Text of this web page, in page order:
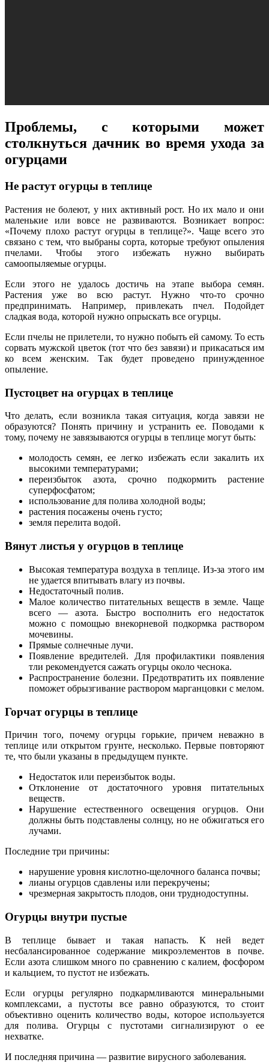
Проблемы, с которыми может
столкнуться дачник во время ухода за
огурцами
Не растут огурцы в теплице
Растения не болеют, у них активный рост. Но их мало и они
маленькие или вовсе не развиваются. Возникает вопрос:
«Почему плохо растут огурцы в теплице?». Чаще всего это
связано с тем, что выбраны сорта, которые требуют опыления
пчелами. Чтобы этого избежать нужно выбирать
самоопыляемые огурцы.
Если этого не удалось достичь на этапе выбора семян.
Растения уже во всю растут. Нужно что-то срочно
предпринимать. Например, привлекать пчел. Подойдет
сладкая вода, которой нужно опрыскать все огурцы.
Если пчелы не прилетели, то нужно побыть ей самому. То есть
сорвать мужской цветок (тот что без завязи) и прикасаться им
ко всем женским. Так будет проведено принужденное
опыление.
Пустоцвет на огурцах в теплице
Что делать, если возникла такая ситуация, когда завязи не
образуются? Понять причину и устранить ее. Поводами к
тому, почему не завязываются огурцы в теплице могут быть:
молодость семян, ее легко избежать если закалить их
высокими температурами;
переизбыток азота, срочно подкормить растение
суперфосфатом;
использование для полива холодной воды;
растения посажены очень густо;
земля перелита водой.
Вянут листья у огурцов в теплице
Высокая температура воздуха в теплице. Из-за этого им
не удается впитывать влагу из почвы.
Недостаточный полив.
Малое количество питательных веществ в земле. Чаще
всего — азота. Быстро восполнить его недостаток
можно с помощью внекорневой подкормка раствором
мочевины.
Прямые солнечные лучи.
Появление вредителей. Для профилактики появления
тли рекомендуется сажать огурцы около чеснока.
Распространение болезни. Предотвратить их появление
поможет обрызгивание раствором марганцовки с мелом.
Горчат огурцы в теплице
Причин того, почему огурцы горькие, причем неважно в
теплице или открытом грунте, несколько. Первые повторяют
те, что были указаны в предыдущем пункте.
Недостаток или переизбыток воды.
Отклонение от достаточного уровня питательных
веществ.
Нарушение естественного освещения огурцов. Они
должны быть подставлены солнцу, но не обжигаться его
лучами.
Последние три причины:
нарушение уровня кислотно-щелочного баланса почвы;
лианы огурцов сдавлены или перекручены;
чрезмерная закрытость плодов, они труднодоступны.
Огурцы внутри пустые
В теплице бывает и такая напасть. К ней ведет
несбалансированное содержание микроэлементов в почве.
Если азота слишком много по сравнению с калием, фосфором
и кальцием, то пустот не избежать.
Если огурцы регулярно подкармливаются минеральными
комплексами, а пустоты все равно образуются, то стоит
объективно оценить количество воды, которое используется
для полива. Огурцы с пустотами сигнализируют о ее
нехватке.
И последняя причина — развитие вирусного заболевания.